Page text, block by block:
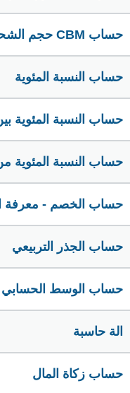
حساب CBM حجم الشحنة التجارية
حساب النسبة المئوية
حساب النسبة المئوية
حساب النسبة المئوية
حساب الخصم - معرفة
حساب الجذر التربيعي
حساب الوسط الحسابي
الة حاسبة
حساب زكاة المال